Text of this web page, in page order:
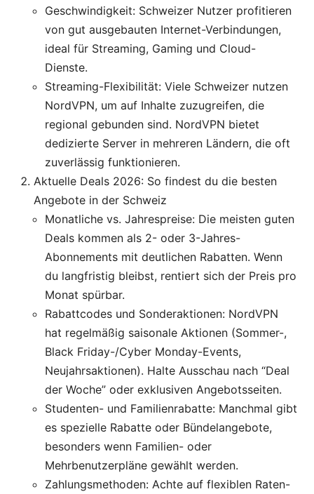
Geschwindigkeit: Schweizer Nutzer profitieren
von gut ausgebauten Internet-Verbindungen,
ideal für Streaming, Gaming und Cloud-
Dienste.
Streaming-Flexibilität: Viele Schweizer nutzen
NordVPN, um auf Inhalte zuzugreifen, die
regional gebunden sind. NordVPN bietet
dedizierte Server in mehreren Ländern, die oft
zuverlässig funktionieren.
Aktuelle Deals 2026: So findest du die besten
Angebote in der Schweiz
Monatliche vs. Jahrespreise: Die meisten guten
Deals kommen als 2- oder 3-Jahres-
Abonnements mit deutlichen Rabatten. Wenn
du langfristig bleibst, rentiert sich der Preis pro
Monat spürbar.
Rabattcodes und Sonderaktionen: NordVPN
hat regelmäßig saisonale Aktionen (Sommer-,
Black Friday-/Cyber Monday-Events,
Neujahrsaktionen). Halte Ausschau nach “Deal
der Woche” oder exklusiven Angebotsseiten.
Studenten- und Familienrabatte: Manchmal gibt
es spezielle Rabatte oder Bündelangebote,
besonders wenn Familien- oder
Mehrbenutzerpläne gewählt werden.
Zahlungsmethoden: Achte auf flexiblen Raten-